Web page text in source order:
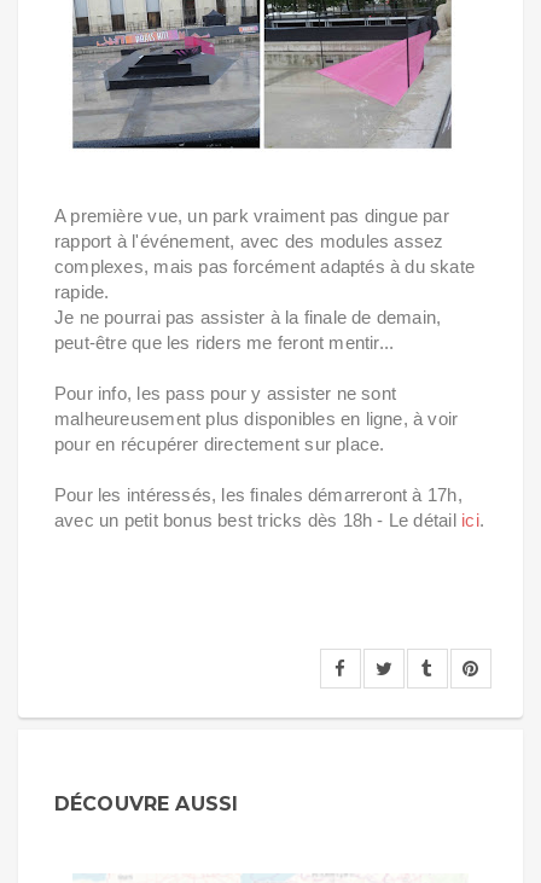
A première vue, un park vraiment pas dingue par
rapport à l'événement, avec des modules assez
complexes, mais pas forcément adaptés à du skate
rapide.
Je ne pourrai pas assister à la finale de demain,
peut-être que les riders me feront mentir...
Pour info, les pass pour y assister ne sont
malheureusement plus disponibles en ligne, à voir
pour en récupérer directement sur place.
Pour les intéressés, les finales démarreront à 17h,
avec un petit bonus best tricks dès 18h - Le détail ici.
DÉCOUVRE AUSSI